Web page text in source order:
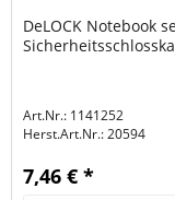
DeLOCK Notebook
Art.Nr.: 1141252
Herst.Art.Nr.:20594
7,46 € *